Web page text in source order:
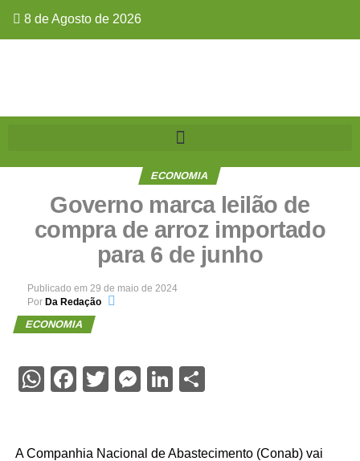
8 de Agosto de 2026
ECONOMIA
Governo marca leilão de
compra de arroz importado
para 6 de junho
Publicado em 29 de maio de 2024
Por Da Redação
ECONOMIA
WhatsApp
Facebook
Twitter
Messenger
LinkedIn
Share
A Companhia Nacional de Abastecimento (Conab) vai